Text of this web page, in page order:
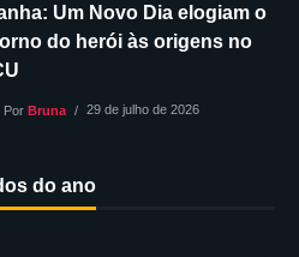
Um Novo Dia elogiam o
do herói às origens no
PorBruna 29 de julho de 2026
do ano